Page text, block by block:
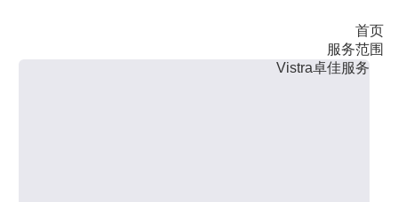
首页
服务范围
Vistra卓佳服务